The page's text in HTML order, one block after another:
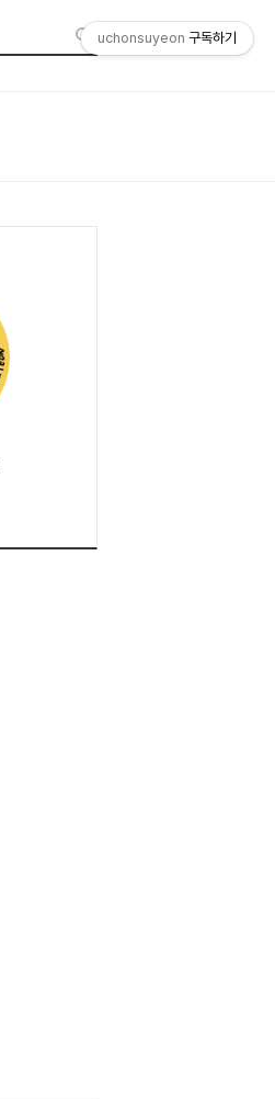
uchonsuyeon 구독하기